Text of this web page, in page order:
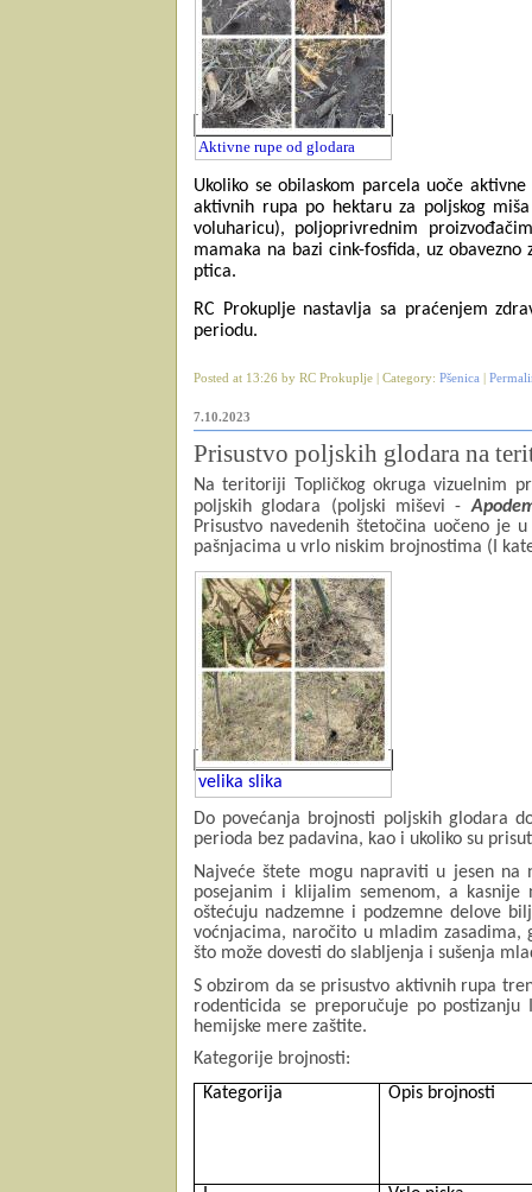
Aktivne rupe od glodara
Ukoliko se obilaskom parcela uoče
aktivnih rupa po hektaru za poljskog
voluharicu), poljoprivrednim
mamaka na bazi cink-fosfida, uz
ptica.
RC Prokuplje nastavlja sa praćenjem
periodu.
Posted at 13:26 by RC Prokuplje | Category: Pšenica
7.10.2023
Prisustvo poljskih glodara na
Na teritoriji Topličkog okruga vizuelnim
poljskih glodara (poljski miševi -
Prisustvo navedenih štetočina uočeno je
pašnjacima u vrlo niskim brojnostima (I
velika slika
Do povećanja brojnosti poljskih glodara
perioda bez padavina, kao i ukoliko su
Najveće štete mogu napraviti u jesen na
posejanim i klijalim semenom, a kasnije
oštećuju nadzemne i podzemne delove
voćnjacima, naročito u mladim zasadima,
što može dovesti do slabljenja i sušenja
S obzirom da se prisustvo aktivnih rupa
rodenticida se preporučuje po
hemijske mere zaštite.
Kategorije brojnosti:
Kategorija
Opis brojnosti